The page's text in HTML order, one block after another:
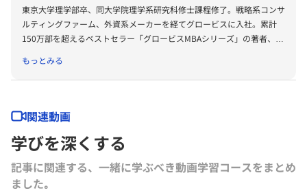
東京大学理学部卒、同大学院理学系研究科修士課程修了。戦略系コンサ
ルティングファーム、外資系メーカーを経てグロービスに入社。累計
150万部を超えるベストセラー「グロービスMBAシリーズ」の著者、プ
ング』『グロービスMBAキーワード 図解 基本ビジネス思考法45』
『グロービスMBAキーワード 図解 基本フレームワーク50』『ビジネ
（東洋経済新報社）、『［実況］ロジカルシンキング教室』『［実況』
アカウンティング教室』『競争優位としての経営理念』（以上PHP研
究所）、『ロジカルシンキングの落とし穴』『バイアス』『KSFとは』
（以上グロービス電子出版）、共著書に『グロービスMBAマネジメン
ト・ブック』『グロービスMBAマネジメント・ブックⅡ』『MBA定量
分析と意思決定』『グロービスMBAビジネスプラン』『ストーリーで
もっとみる
関連動画
学びを深くする
記事に関連する、一緒に学ぶべき動画学習コースをまとめ
ました｡